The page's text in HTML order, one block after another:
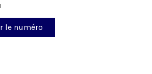
le numéro